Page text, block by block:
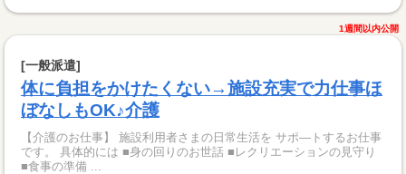
1週間以内公開
[一般派遣]
体に負担をかけたくない→施設充実で力仕事ほ
ぼなしもOK♪介護
【介護のお仕事】 施設利用者さまの日常生活を サポ―トするお仕事
です。 具体的には ■身の回りのお世話 ■レクリエーションの見守り
■食事の準備 ...